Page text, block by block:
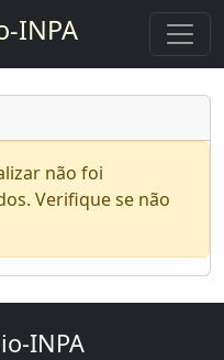
INPA
não foi
Verifique se não
INPA